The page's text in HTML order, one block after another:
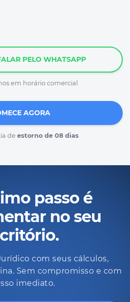
PELO WHATSAPP
em horário comercial
AGORA
de estorno de 08 dias
passo é
no seu
com seus cálculos,
Sem compromisso e com
imediato.